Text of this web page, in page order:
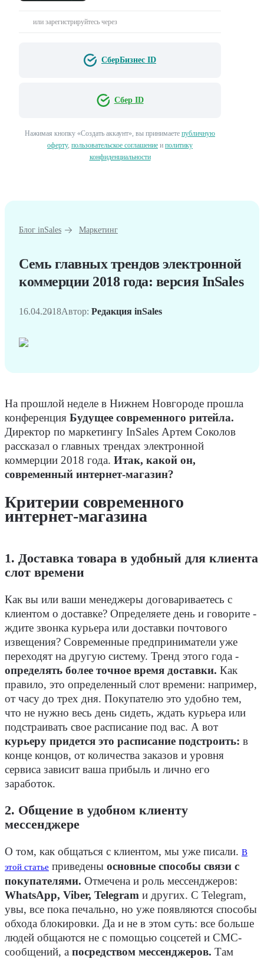
или зарегистрируйтесь через
СберБизнес ID
Сбер ID
Нажимая кнопку «Создать аккаунт», вы принимаете публичную
оферту, пользовательское соглашение и политику
конфиденциальности
Блог inSales Маркетинг
Семь главных трендов электронной
коммерции 2018 года: версия InSales
16.04.2018Автор: Редакция inSales
На прошлой неделе в Нижнем Новгороде прошла
конференция Будущее современного ритейла.
Директор по маркетингу InSales Артем Соколов
рассказал о главных трендах электронной
коммерции 2018 года. Итак, какой он,
современный интернет-магазин?
Критерии современного
интернет-магазина
1. Доставка товара в удобный для клиента
слот времени
Как вы или ваши менеджеры договариваетесь с
клиентом о доставке? Определяете день и говорите -
ждите звонка курьера или доставки почтового
извещения? Современные предприниматели уже
переходят на другую систему. Тренд этого года -
определять более точное время доставки. Как
правило, это определенный слот времени: например,
от часу до трех дня. Покупателю это удобно тем,
что не нужно весь день сидеть, ждать курьера или
подстраивать свое расписание под вас. А вот
курьеру придется это расписание подстроить: в
конце концов, от количества заказов и уровня
сервиса зависит ваша прибыль и лично его
заработок.
2. Общение в удобном клиенту
мессенджере
О том, как общаться с клиентом, мы уже писали. В
этой статье приведены основные способы связи с
покупателями. Отмечена и роль мессенджеров:
WhatsApp, Viber, Telegram и других. С Telegram,
увы, все пока печально, но уже появляются способы
обхода блокировки. Да и не в этом суть: все больше
людей общаются не с помощью соцсетей и СМС-
сообщений, а посредством мессенджеров. Там